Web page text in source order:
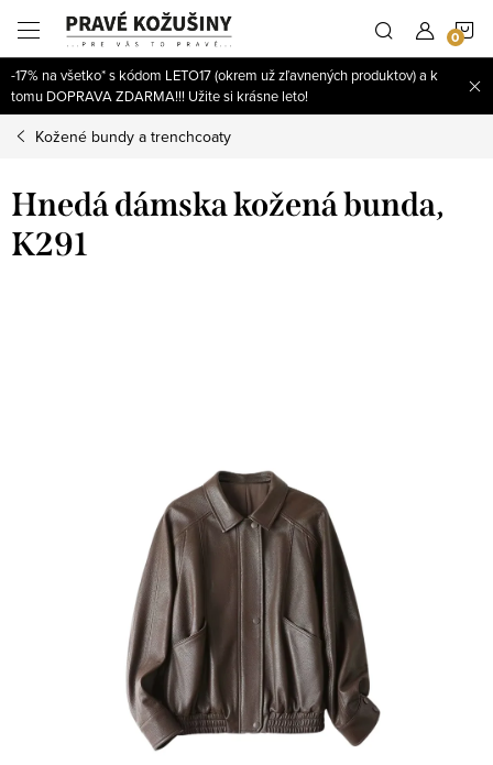
obsah
-17% na všetko* s kódom LETO17 (okrem už zľavnených produktov) a k
tomu DOPRAVA ZDARMA!!! Užite si krásne leto!
Kožené bundy a trenchcoaty
Hnedá dámska kožená bunda,
K291